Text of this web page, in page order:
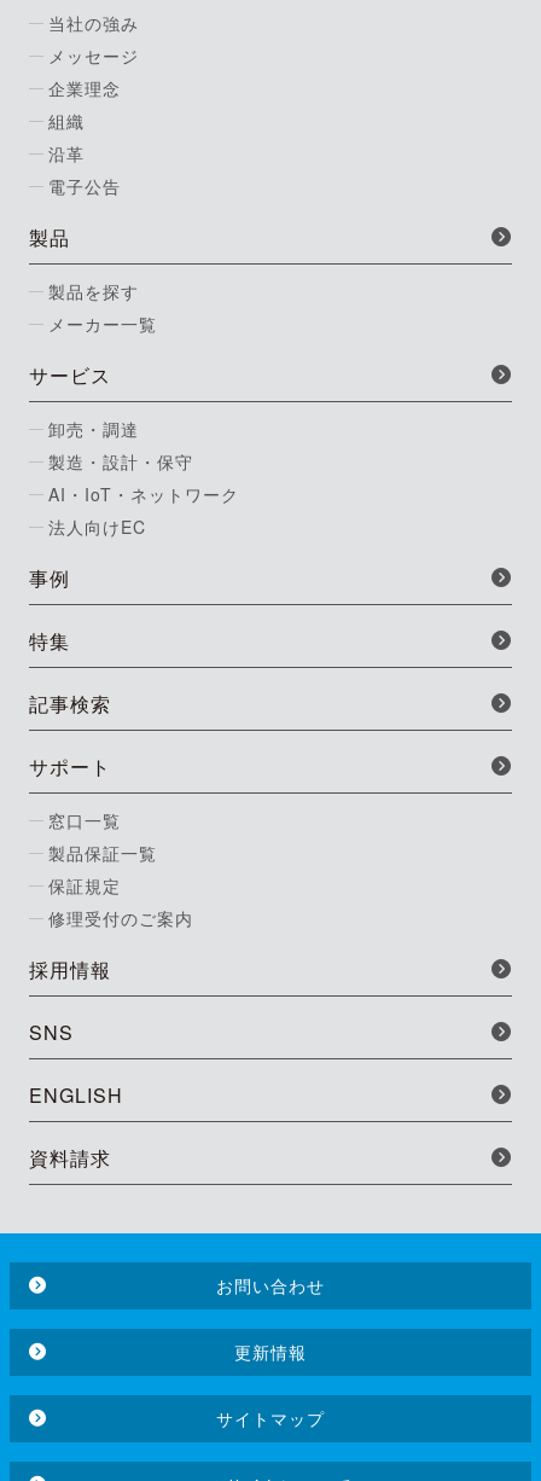
当社の強み
メッセージ
企業理念
組織
沿革
電子公告
製品
製品を探す
メーカー一覧
サービス
卸売・調達
製造・設計・保守
AI・IoT・ネットワーク
法人向けEC
事例
特集
記事検索
サポート
窓口一覧
製品保証一覧
保証規定
修理受付のご案内
採用情報
SNS
ENGLISH
資料請求
お問い合わせ
更新情報
サイトマップ